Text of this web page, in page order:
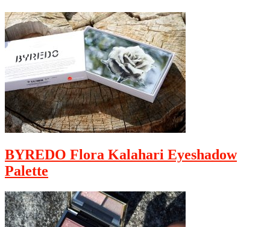
BYREDO Flora Kalahari Eyeshadow
Palette